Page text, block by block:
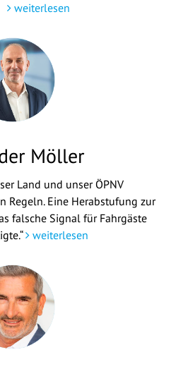
weiterlesen
Möller
Land und unser ÖPNV
Regeln. Eine Herabstufung zur
falsche Signal für Fahrgäste
weiterlesen